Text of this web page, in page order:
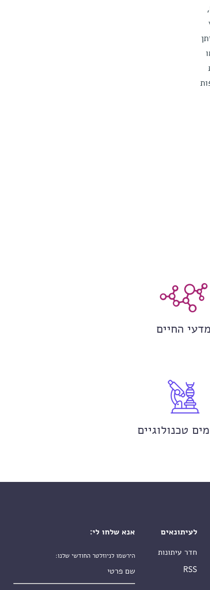
מדעי החיים
טכנולוגיים
לעיתונאים
חדר עיתונות
RSS
אנא שלחו לי:
הירשמו לניוזלטר החודשי שלנו: